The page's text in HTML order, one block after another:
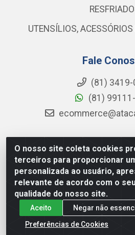
O nosso site coleta cookies
terceiros para proporcionar
personalizada ao usuário,
relevante de acordo com o
qualidade do nosso site.
Aceito
Negar não
Preferências de Cookies
UTENSÍLIOS, ACESSÓRIOS
Fale
(81) 3419-
(81)
Atacamax Importadora de Alimentos
101 - SUL, KM 79,60 GP E
Guararapes - PE, 54355-010 - CNPJ